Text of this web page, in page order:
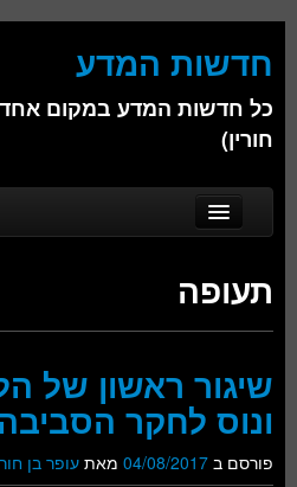
חדשות המדע
כל חדשות המדע במקום אחד
חורין)
Main menu
Skip to primary content
Skip to secondary content
אודות
כימיה
פיזיקה
תעופה
שיגור ראשון של
ונוס לחקר הסביבה
פורסם ב 04/08/2017 מאת עופר בן